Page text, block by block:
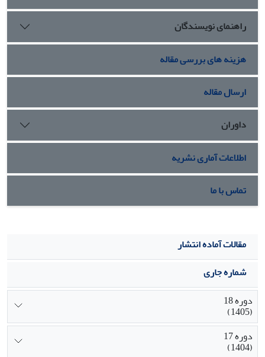
راهنمای نویسندگان
هزینه های بررسی مقاله
ارسال مقاله
داوران
اطلاعات آماری نشریه
تماس با ما
مقالات آماده انتشار
شماره جاری
دوره 18
(1405)
دوره 17
(1404)